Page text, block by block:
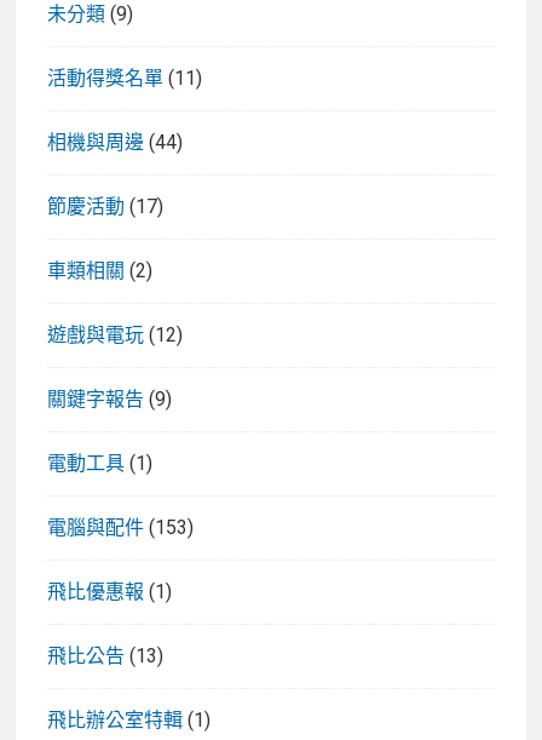
未分類 (9)
活動得獎名單 (11)
相機與周邊 (44)
節慶活動 (17)
車類相關 (2)
遊戲與電玩 (12)
關鍵字報告 (9)
電動工具 (1)
電腦與配件 (153)
飛比優惠報 (1)
飛比公告 (13)
飛比辦公室特輯 (1)